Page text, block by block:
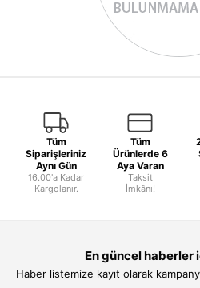
Tüm
Siparişleriniz
Aynı Gün
16.00'a Kadar
Kargolanır.
Tüm
Ürünlerde 6
Aya Varan
Taksit
İmkânı!
En güncel haberler
Haber listemize kayıt olarak